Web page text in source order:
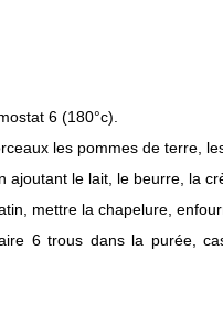
6 (180°c).
les pommes de terre,
ajoutant le lait, le beurre, la
mettre la chapelure,
6 trous dans la purée,